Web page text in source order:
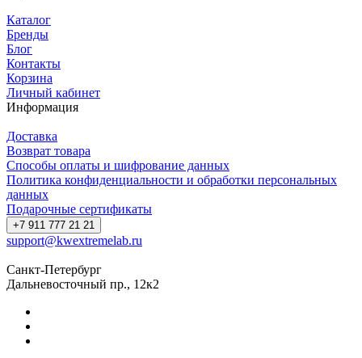
Каталог
Бренды
Блог
Контакты
Корзина
Личный кабинет
Информация
Доставка
Возврат товара
Способы оплаты и шифрование данных
Политика конфиденциальности и обработки персональных
данных
Подарочные сертификаты
+7 911 777 21 21
support@kwextremelab.ru
Санкт-Петербург
Дальневосточный пр., 12к2